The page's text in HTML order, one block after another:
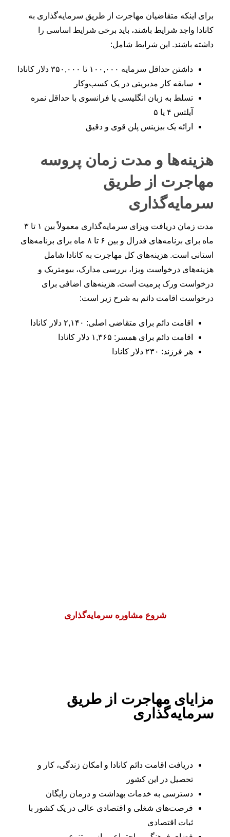
برای اینکه متقاضیان مهاجرت از طریق سرمایه‌گذاری به
کانادا واجد شرایط باشند، باید برخی شرایط اساسی را
داشته باشند. این شرایط شامل:
داشتن حداقل سرمایه ۱۰۰,۰۰۰ تا ۳۵۰,۰۰۰ دلار کانادا
سابقه کار مدیریتی در یک کسب‌وکار
تسلط به زبان انگلیسی یا فرانسوی با حداقل نمره
آیلتس ۴ یا ۵
ارائه یک بیزینس پلن قوی و دقیق
هزینه‌ها و مدت زمان پروسه
مهاجرت از طریق
سرمایه‌گذاری
مدت زمان دریافت ویزای سرمایه‌گذاری معمولاً بین ۱ تا ۳
ماه برای برنامه‌های فدرال و بین ۶ تا ۸ ماه برای برنامه‌های
استانی است. هزینه‌های کل مهاجرت به کانادا شامل
هزینه‌های درخواست ویزا، بررسی مدارک، بیومتریک و
درخواست ورک پرمیت است. هزینه‌های اضافی برای
درخواست اقامت دائم به شرح زیر است:
اقامت دائم برای متقاضی اصلی: ۲,۱۴۰ دلار کانادا
اقامت دائم برای همسر: ۱,۳۶۵ دلار کانادا
هر فرزند: ۲۳۰ دلار کانادا
شروع مشاوره سرمایه‌گذاری
مزایای مهاجرت از طریق
سرمایه‌گذاری
دریافت اقامت دائم کانادا و امکان زندگی، کار و
تحصیل در این کشور
دسترسی به خدمات بهداشت و درمان رایگان
فرصت‌های شغلی و اقتصادی عالی در یک کشور با
ثبات اقتصادی